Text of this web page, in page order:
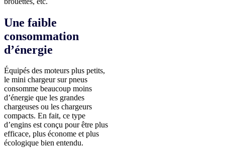
Une faible
consommation
d’énergie
Équipés des moteurs plus petits,
le mini chargeur sur pneus
consomme beaucoup moins
d’énergie que les grandes
chargeuses ou les chargeurs
compacts. En fait, ce type
d’engins est conçu pour être plus
efficace, plus économe et plus
écologique bien entendu.